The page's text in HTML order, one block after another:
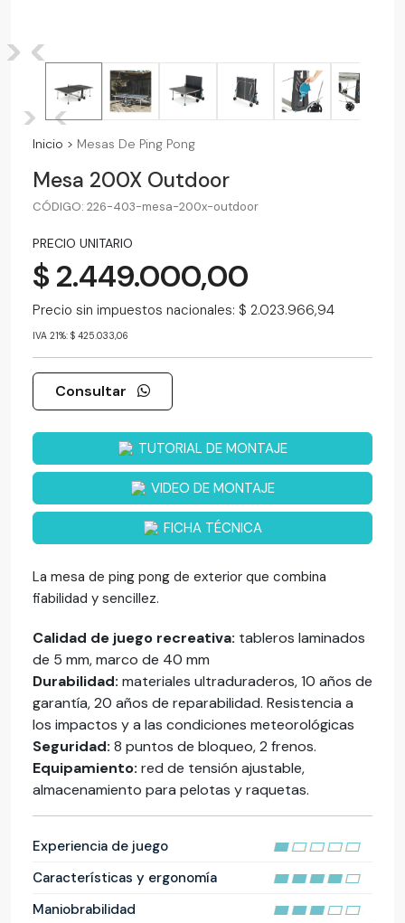
<
>
<
>
Inicio > Mesas De Ping Pong
Mesa 200X Outdoor
CÓDIGO: 226-403-mesa-200x-outdoor
PRECIO UNITARIO
$ 2.449.000,00
Precio sin impuestos nacionales: $ 2.023.966,94
IVA 21%: $ 425.033,06
Consultar
TUTORIAL DE MONTAJE
VIDEO DE MONTAJE
FICHA TÉCNICA
La mesa de ping pong de exterior que combina
fiabilidad y sencillez.
Calidad de juego recreativa: tableros laminados
de 5 mm, marco de 40 mm
Durabilidad: materiales ultraduraderos, 10 años de
garantía, 20 años de reparabilidad. Resistencia a
los impactos y a las condiciones meteorológicas
Seguridad: 8 puntos de bloqueo, 2 frenos.
Equipamiento: red de tensión ajustable,
almacenamiento para pelotas y raquetas.
Experiencia de juego
Características y ergonomía
Maniobrabilidad